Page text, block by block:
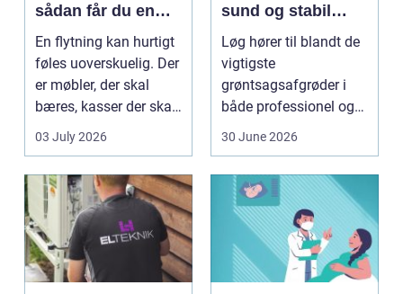
sådan får du en
tryg og effektiv
flytning
En flytning kan hurtigt
føles uoverskuelig. Der
er møbler, der skal
bæres, kasser der skal
pakkes, o...
03 July 2026
sund og stabil
løgavl
Løg hører til blandt de
vigtigste
grøntsagsafgrøder i
både professionel og
hobbybaseret
30 June 2026